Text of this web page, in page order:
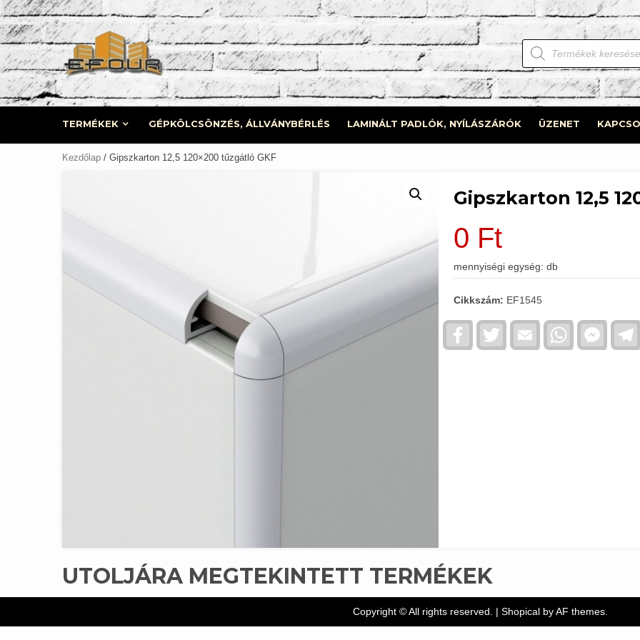
Skip
to
content
Products
search
TERMÉKEK GÉPKÖLCSÖNZÉS, ÁLLVÁNYBÉRLÉS LAMINÁLT PADLÓK, NYÍLÁSZÁRÓK ÜZENET
Kezdőlap / Gipszkarton 12,5 120×200 tűzgátló GKF
Gipszkarton 12,5
0 Ft
mennyiségi egység: db
Cikkszám: EF1545
FacebookTwitter Email WhatsApp
UTOLJÁRA MEGTEKINTETT TERMÉKEK
Copyright © All rights reserved. | Shopicalby AF themes.